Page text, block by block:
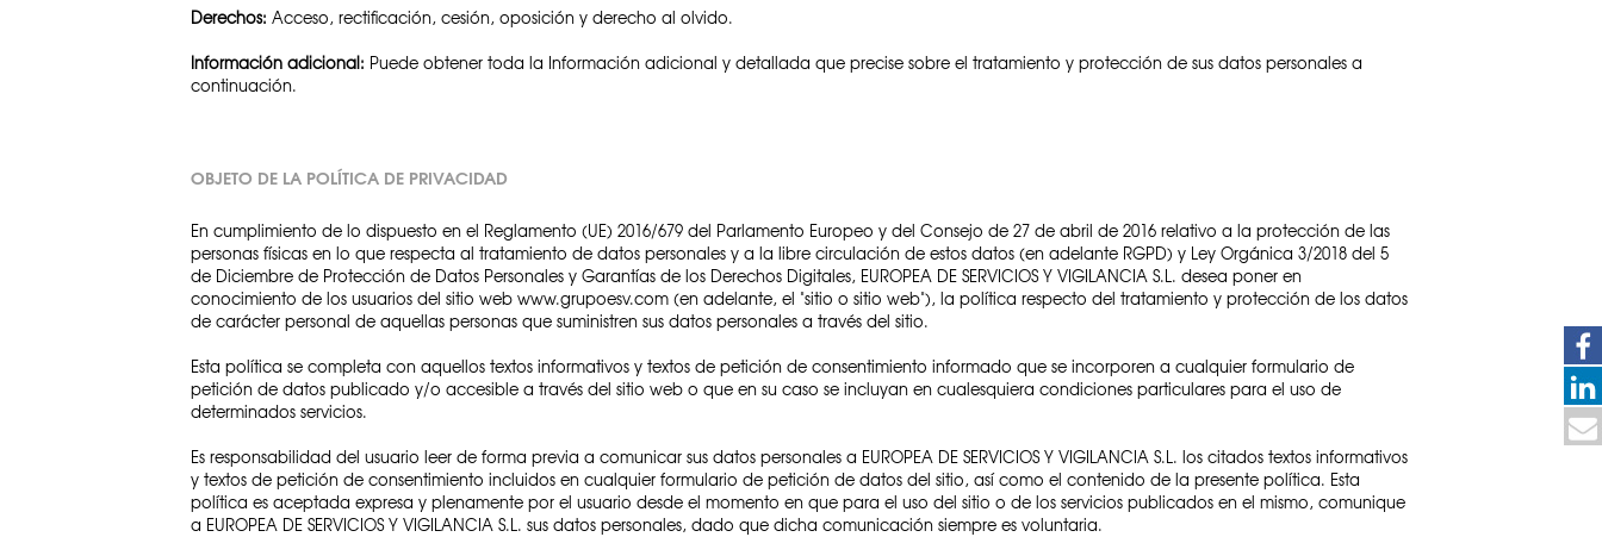
Derechos: Acceso, rectificación, cesión, oposición y derecho al olvido.
Información adicional: Puede obtener toda la Información adicional y detallada que precise sobre el tratamiento y protección de sus datos personales a
continuación.
OBJETO DE LA POLÍTICA DE PRIVACIDAD
En cumplimiento de lo dispuesto en el Reglamento (UE) 2016/679 del Parlamento Europeo y del Consejo de 27 de abril de 2016 relativo a la protección de las
personas físicas en lo que respecta al tratamiento de datos personales y a la libre circulación de estos datos (en adelante RGPD) y Ley Orgánica 3/2018 del 5
de Diciembre de Protección de Datos Personales y Garantías de los Derechos Digitales, EUROPEA DE SERVICIOS Y VIGILANCIA S.L. desea poner en
conocimiento de los usuarios del sitio web www.grupoesv.com (en adelante, el "sitio o sitio web"), la política respecto del tratamiento y protección de los datos
de carácter personal de aquellas personas que suministren sus datos personales a través del sitio.
Esta política se completa con aquellos textos informativos y textos de petición de consentimiento informado que se incorporen a cualquier formulario de
petición de datos publicado y/o accesible a través del sitio web o que en su caso se incluyan en cualesquiera condiciones particulares para el uso de
determinados servicios.
Es responsabilidad del usuario leer de forma previa a comunicar sus datos personales a EUROPEA DE SERVICIOS Y VIGILANCIA S.L. los citados textos informativos
y textos de petición de consentimiento incluidos en cualquier formulario de petición de datos del sitio, así como el contenido de la presente política. Esta
política es aceptada expresa y plenamente por el usuario desde el momento en que para el uso del sitio o de los servicios publicados en el mismo, comunique
a EUROPEA DE SERVICIOS Y VIGILANCIA S.L. sus datos personales, dado que dicha comunicación siempre es voluntaria.